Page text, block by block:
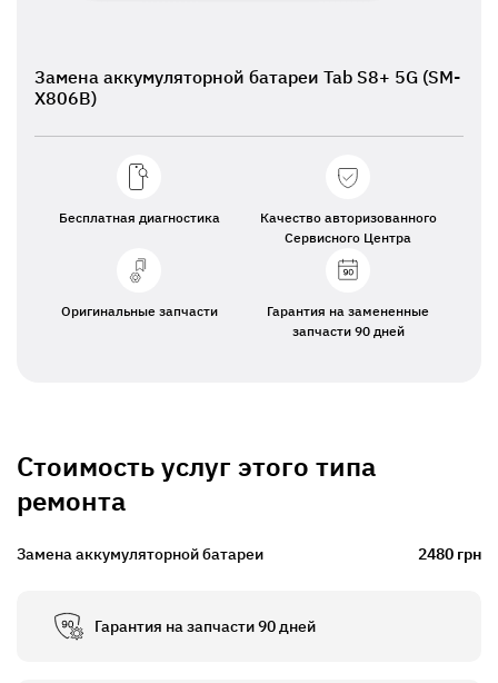
Замена аккумуляторной батареи Tab S8+ 5G (SM-
X806B)
Бесплатная диагностика
Качество авторизованного
Сервисного Центра
Оригинальные запчасти
Гарантия на замененные
запчасти 90 дней
Стоимость услуг этого типа
ремонта
Замена аккумуляторной батареи 2480 грн
Гарантия на запчасти 90 дней